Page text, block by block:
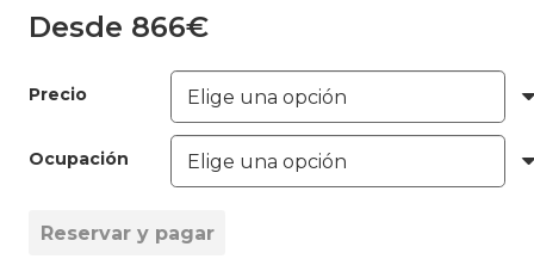
Desde 866€
Precio
Ocupación
Viajar
Reservar y pagar